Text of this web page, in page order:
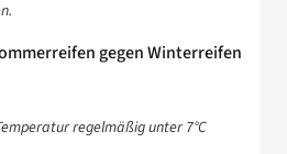
gegen Winterreifen
regelmäßig unter 7°C